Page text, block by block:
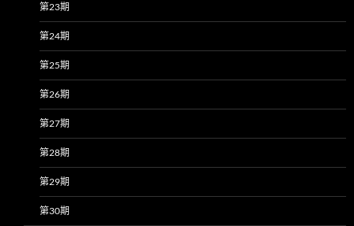
第23期
第24期
第25期
第26期
第27期
第28期
第29期
第30期